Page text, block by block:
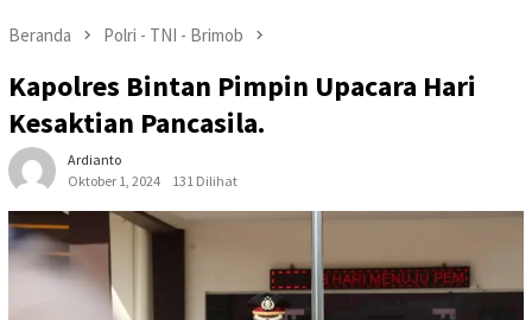
Beranda Polri - TNI - Brimob
Kapolres Bintan Pimpin Upacara Hari
Kesaktian Pancasila.
Ardianto
Oktober 1, 2024
131 Dilihat